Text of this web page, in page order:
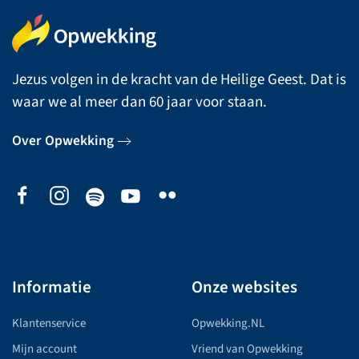
Jezus volgen in de kracht van de Heilige Geest. Dat is
waar we al meer dan 60 jaar voor staan.
Over Opwekking
Informatie
Klantenservice
Mijn account
Onze websites
Opwekking.NL
Vriend van Opwekking